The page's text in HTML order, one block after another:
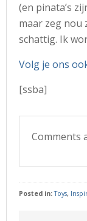
(en pinata’s
maar zeg nou
schattig. Ik
Volg je ons
[ssba]
Comments
Posted in:Toys,